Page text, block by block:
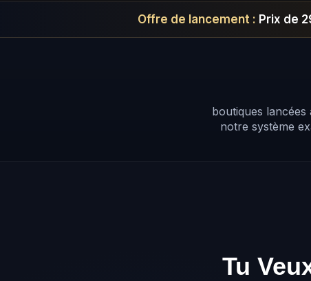
Offre de lancement : Prix de
boutiques lancées
notre système
Tu